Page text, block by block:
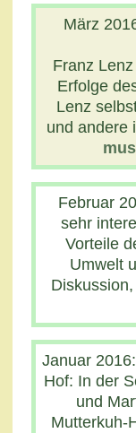
März
Franz
Erfolge
Lenz
und andere
Februar
sehr
Vorteile
Umwelt
Januar
Hof: In der
und
Mutterkuh-